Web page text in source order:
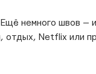
Ещё немного швов —
отдых, Netflix или